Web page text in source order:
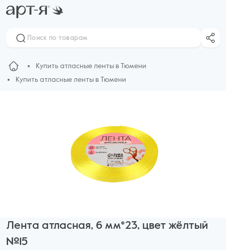
Купить атласные ленты в Тюмени
Купить атласные ленты в Тюмени
Лента атласная, 6 мм*23, цвет жёлтый
№15